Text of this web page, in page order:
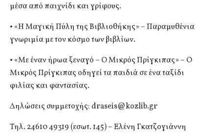
μέσα από παιχνίδι και γρίφους.
• «Η Μαγική Πύλη της Βιβλιοθήκης» – Παραμυθένια
γνωριμία με τον κόσμο των βιβλίων.
• «Με έναν ήρωα ξεναγό – Ο Μικρός Πρίγκιπας» – Ο
Μικρός Πρίγκιπας οδηγεί τα παιδιά σε ένα ταξίδι
φιλίας και φαντασίας.
Δηλώσεις συμμετοχής: draseis@kozlib.gr
Τηλ. 24610 49319 (εσωτ. 145) – Ελένη Γκατζογιάννη